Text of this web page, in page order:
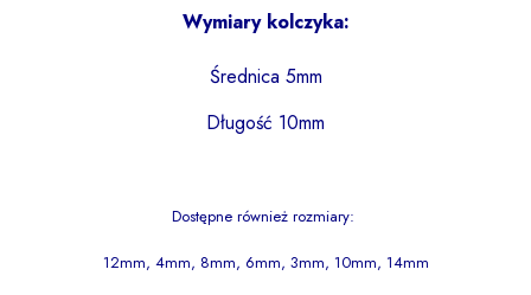
Wymiary kolczyka:
Średnica 5mm
Długość 10mm
Dostępne również rozmiary:
12mm, 4mm, 8mm, 6mm, 3mm, 10mm, 14mm